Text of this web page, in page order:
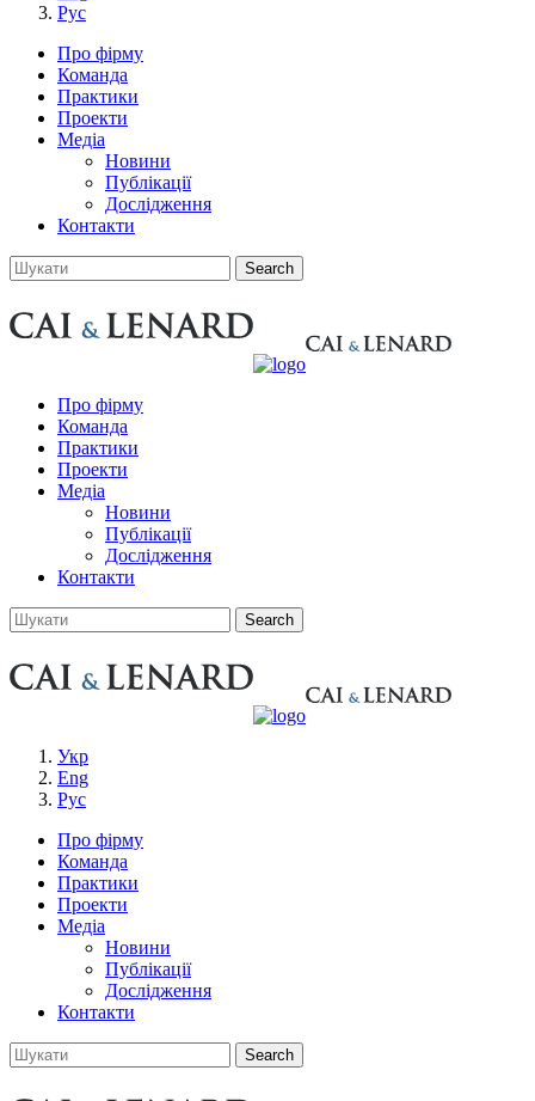
Рус
Про фірму
Команда
Практики
Проекти
Медіа
Новини
Публікації
Дослідження
Контакти
Про фірму
Команда
Практики
Проекти
Медіа
Новини
Публікації
Дослідження
Контакти
Укр
Eng
Рус
Про фірму
Команда
Практики
Проекти
Медіа
Новини
Публікації
Дослідження
Контакти